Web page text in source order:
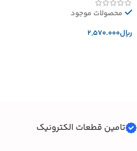
محصولات موجود
﷼
تامین قطعات الکترونیک